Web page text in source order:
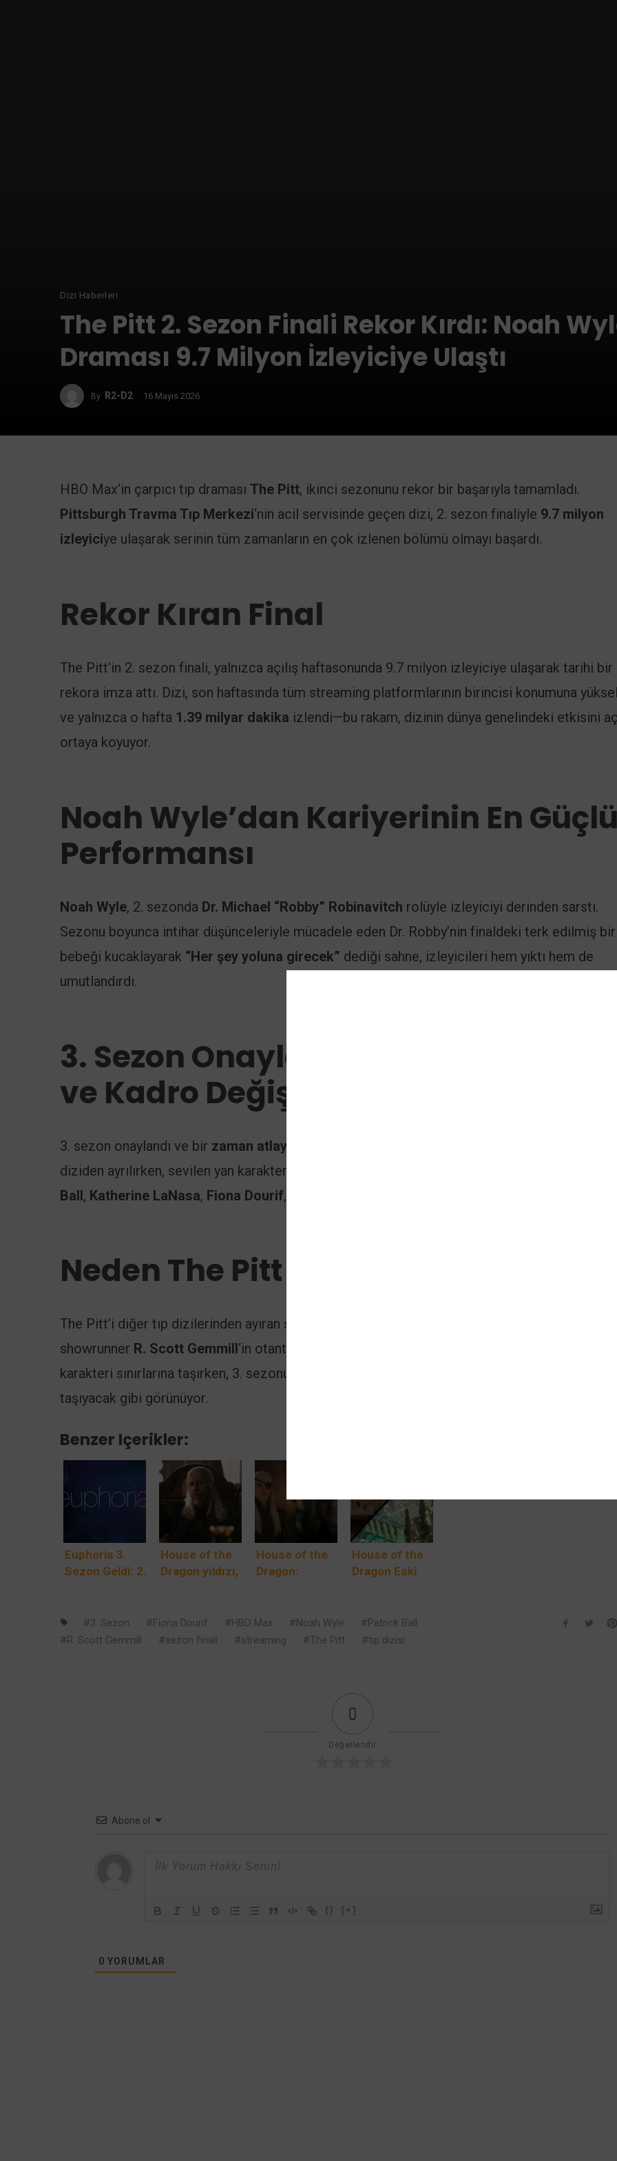
Dizi Haberleri
The Pitt 2. Sezon Finali Rekor Kırdı: Noah
Draması 9.7 Milyon İzleyiciye Ulaştı
By R2-D2 16 Mayıs 2026
HBO Max’in çarpıcı tıp draması The Pitt, ikinci sezonunu rekor bir başarıyla tamamladı.
Pittsburgh Travma Tıp Merkezi‘nin acil servisinde geçen dizi, 2. sezon finaliyle 9.7 milyon
izleyiciye ulaşarak serinin tüm zamanların en çok izlenen bölümü olmayı başardı.
Rekor Kıran Final
The Pitt’in 2. sezon finali, yalnızca açılış haftasonunda 9.7 milyon izleyiciye ulaşarak tarihi bir
rekora imza attı. Dizi, son haftasında tüm streaming platformlarının birincisi konumuna
ve yalnızca o hafta 1.39 milyar dakika izlendi—bu rakam, dizinin dünya genelindeki etkisini
ortaya koyuyor.
Noah Wyle’dan Kariyerinin En Güçlü
Performansı
Noah Wyle, 2. sezonda Dr. Michael “Robby” Robinavitch rolüyle izleyiciyi derinden sarstı.
Sezonu boyunca intihar düşünceleriyle mücadele eden Dr. Robby’nin finaldeki terk edilmiş bir
bebeği kucaklayarak “Her şey yoluna girecek” dediği sahne, izleyicileri hem yıktı hem de
umutlandırdı.
3. Sezon Onaylandı: Zaman Atlayışı
ve Kadro Değişiklikleri
3. sezon onaylandı ve bir zaman atlayışıyla
diziden ayrılırken, sevilen yan karakter
Ball, Katherine LaNasa, Fiona Dourif, ‘in geri dönmesi
Neden The Pitt Kaçırılmamalı?
The Pitt’i diğer tıp dizilerinden ayıran şey, acımasız gerçekçiliği, derin karakter işleyişi ve
showrunner R. Scott Gemmill ‘in otantik acil servis anlatıcılığına olan bağlılığı. 2. sezon her
karakteri sınırlarına taşırken, 3. sezonun vaatlenen zaman atlayışı diziyi yepyeni bir boyuta
taşıyacak gibi görünüyor.
Benzer Içerikler:
Euphoria 3.
Sezon Geldi: 2.
Bilmeniz
Gereken Her
House of the
Dragon yıldızı,
kayda
alınmasının
House of the
Dragon:
Aegon’dan
Daha Yaşlı
House of the
Dragon Eski
Bilmediğiniz 10
Şey
3. Sezon Fiona Dourif HBO Max Noah Wyle
Patrick Ball
R. Scott Gemmill
sezon finali streaming The Pitt tıp dizisi
0
Değerlendir
Abone ol
{} [+]
0 YORUMLAR